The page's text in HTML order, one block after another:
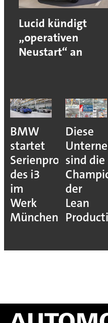
Lucid kündigt
„operativen
Neustart“ an
BMW
startet
Serienproduktion
des i3
im
Werk
München
Diese
sind die
der
Lean